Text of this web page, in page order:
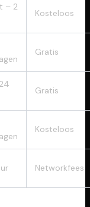
– 2
Kosteloos
Gratis
Gratis
Kosteloos
Networkfees